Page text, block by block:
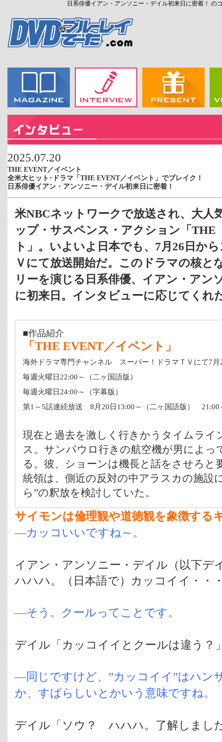
日系俳優イアン・アンソニー・デイル初来日に密着！ のコ
2025.07.20
THE EVENT／イベント
全米大ヒット･ドラマ「THE EVENT／イベント」でブレイク！
日系俳優イアン・アンソニー・デイル初来日に密着！
米NBCネットワークで放送され、大人
ップ・サスペンス・アクション「
ト」。いよいよ日本でも、7月26日か
Ｖにて放送開始だ。このドラマの核と
リーを演じる日系俳優、イアン・アン
に初来日。インタビューに応じてくれ
■作品紹介
「THE EVENT／イベント」
海外ドラマ専門チャンネル スーパー！ドラマＴＶにて7月
毎週火曜日22:00～（二ヶ国語版）
毎週火曜日24:00～（字幕版）
第1～5話連続放送 8月20日13:00～（二ヶ国語版） 21:00
現在と過去を激しく行きかうタイムライ
ス。サンパウロ行きの航空機が男によっ
る。彼、ショーンは機長と話をさせろと
統領は、側近の反対の中アラスカの施設
ら”の釈放を検討していた。
サイモンは倫理観や道徳観を象徴する
―カッコいいですね～。
イアン・アンソニー・デイル（以下デ
ハハハ。（日本語で）カッコイイ・・
―そう。クールってことです。
デイル「カッコイイとクールは違う？
―同じですけど、”カッコイイ”はハン
か、すばらしいとかいう意味ですね。
デイル「ソウ？ ハハハ。了解しまし